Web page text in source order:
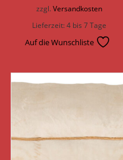
zzgl.Versandkosten
Lieferzeit:4 bis 7 Tage
Auf die Wunschliste